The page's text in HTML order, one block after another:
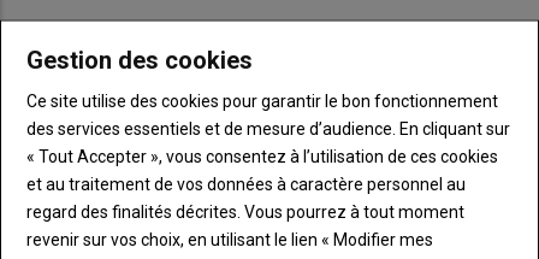
Sous-
Vous n'êtes pas abonné(e)
TITRE CRÉEZ UN COMPTE
BodyChoisissez votre formule et créez votre
compte pour accéder à tout Terre de
Touraine.
Gestion des cookies
Ce site utilise des cookies pour garantir le bon fonctionnement
des services essentiels et de mesure d’audience. En cliquant sur
« Tout Accepter », vous consentez à l’utilisation de ces cookies
et au traitement de vos données à caractère personnel au
regard des finalités décrites. Vous pourrez à tout moment
revenir sur vos choix, en utilisant le lien « Modifier mes